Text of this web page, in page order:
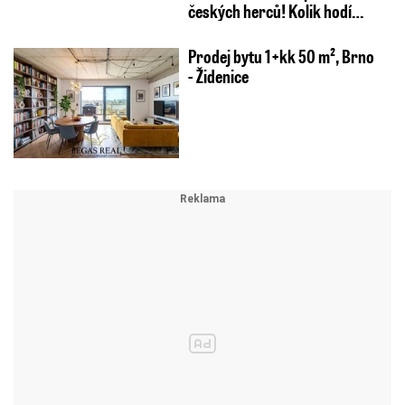
českých herců! Kolik hodí…
Prodej bytu 1+kk 50 m², Brno
- Židenice